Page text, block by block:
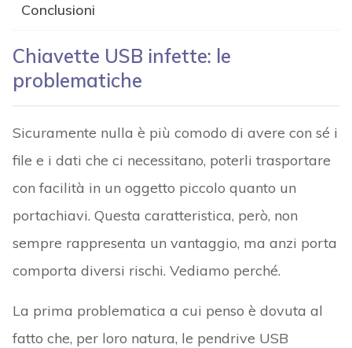
Conclusioni
Chiavette USB infette: le
problematiche
Sicuramente nulla è più comodo di avere con sé i
file e i dati che ci necessitano, poterli trasportare
con facilità in un oggetto piccolo quanto un
portachiavi. Questa caratteristica, però, non
sempre rappresenta un vantaggio, ma anzi porta
comporta diversi rischi. Vediamo perché.
La prima problematica a cui penso è dovuta al
fatto che, per loro natura, le pendrive USB